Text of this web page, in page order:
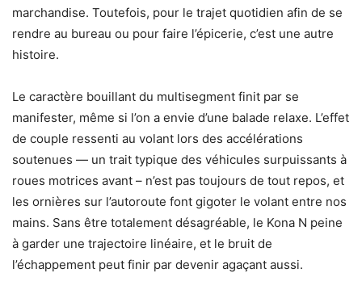
marchandise. Toutefois, pour le trajet quotidien afin de se
rendre au bureau ou pour faire l’épicerie, c’est une autre
histoire.
Le caractère bouillant du multisegment finit par se
manifester, même si l’on a envie d’une balade relaxe. L’effet
de couple ressenti au volant lors des accélérations
soutenues — un trait typique des véhicules surpuissants à
roues motrices avant – n’est pas toujours de tout repos, et
les ornières sur l’autoroute font gigoter le volant entre nos
mains. Sans être totalement désagréable, le Kona N peine
à garder une trajectoire linéaire, et le bruit de
l’échappement peut finir par devenir agaçant aussi.